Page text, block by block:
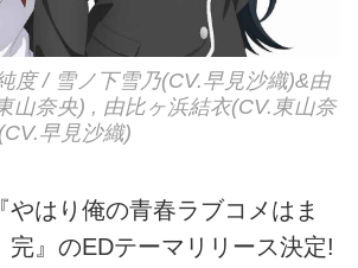
度 / 雪ノ下雪乃(CV.早見沙織)&由
山奈央) , 由比ヶ浜結衣(CV.東山奈
早見沙織)
やはり俺の青春ラブコメはま
完』のEDテーマリリース決定!